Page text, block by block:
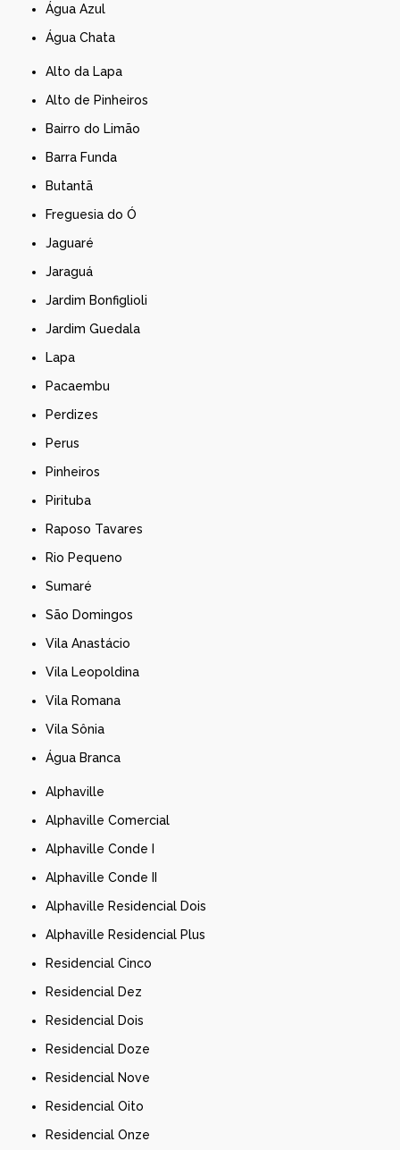
Água Azul
Água Chata
Alto da Lapa
Alto de Pinheiros
Bairro do Limão
Barra Funda
Butantã
Freguesia do Ó
Jaguaré
Jaraguá
Jardim Bonfiglioli
Jardim Guedala
Lapa
Pacaembu
Perdizes
Perus
Pinheiros
Pirituba
Raposo Tavares
Rio Pequeno
Sumaré
São Domingos
Vila Anastácio
Vila Leopoldina
Vila Romana
Vila Sônia
Água Branca
Alphaville
Alphaville Comercial
Alphaville Conde I
Alphaville Conde II
Alphaville Residencial Dois
Alphaville Residencial Plus
Residencial Cinco
Residencial Dez
Residencial Dois
Residencial Doze
Residencial Nove
Residencial Oito
Residencial Onze